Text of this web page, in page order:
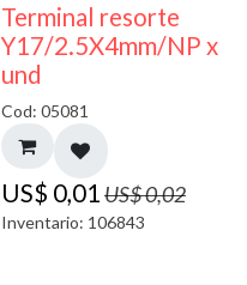
50% DESCUENTO
Terminal resorte
Y17/2.5X4mm/NP x
und
Cod: 05081
US$ 0,01US$0,02
Inventario: 106843